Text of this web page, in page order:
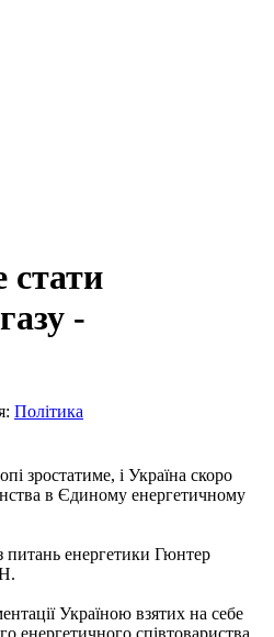
стати
-
Політика
зростатиме, і Україна скоро
в Єдиному енергетичному
питань енергетики Гюнтер
Україною взятих на себе
енергетичного співтовариства